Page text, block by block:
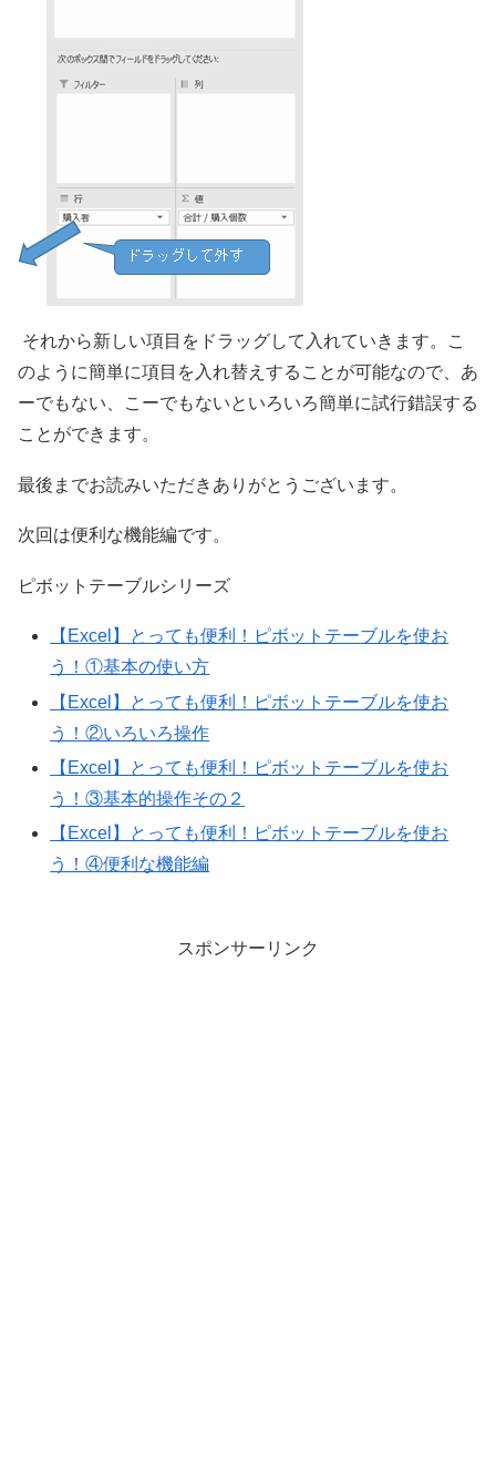
それから新しい項目をドラッグして入れていきます。こ
のように簡単に項目を入れ替えすることが可能なので、あ
ーでもない、こーでもないといろいろ簡単に試行錯誤する
ことができます。
最後までお読みいただきありがとうございます。
次回は便利な機能編です。
ピボットテーブルシリーズ
【Excel】とっても便利！ピボットテーブルを使お
う！①基本の使い方
【Excel】とっても便利！ピボットテーブルを使お
う！②いろいろ操作
【Excel】とっても便利！ピボットテーブルを使お
う！③基本的操作その２
【Excel】とっても便利！ピボットテーブルを使お
う！④便利な機能編
スポンサーリンク